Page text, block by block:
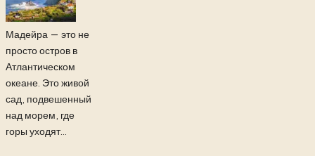
Мадейра — это не
просто остров в
Атлантическом
океане. Это живой
сад, подвешенный
над морем, где
горы уходят...